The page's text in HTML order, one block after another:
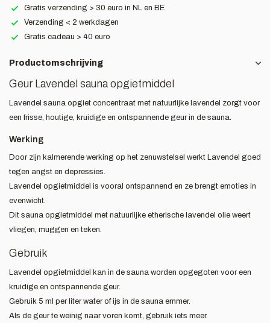
Gratis verzending > 30 euro in NL en BE
Verzending < 2 werkdagen
Gratis cadeau > 40 euro
Productomschrijving
Geur Lavendel sauna opgietmiddel
Lavendel sauna opgiet concentraat met natuurlijke lavendel zorgt voor
een frisse, houtige, kruidige en ontspannende geur in de sauna.
Werking
Door zijn kalmerende werking op het zenuwstelsel werkt Lavendel goed
tegen angst en depressies.
Lavendel opgietmiddel is vooral ontspannend en ze brengt emoties in
evenwicht.
Dit sauna opgietmiddel met natuurlijke etherische lavendel olie weert
vliegen, muggen en teken.
Gebruik
Lavendel opgietmiddel kan in de sauna worden opgegoten voor een
kruidige en ontspannende geur.
Gebruik 5 ml per liter water of ijs in de sauna emmer.
Als de geur te weinig naar voren komt, gebruik iets meer.